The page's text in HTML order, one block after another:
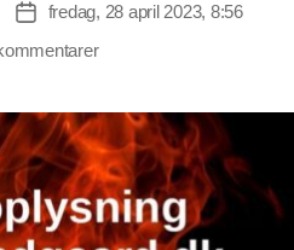
Indlægsdato
fredag, 28 april 2023, 8:56
til
til
Stop
WHO-
demoen
i